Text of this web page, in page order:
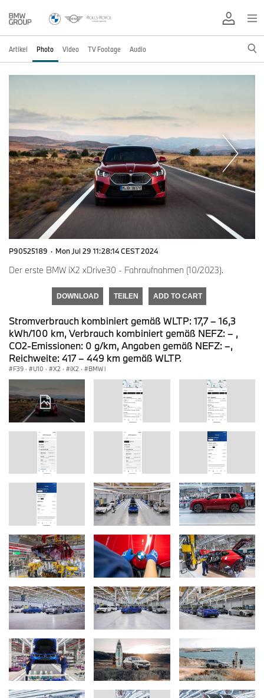
Artikel Photo Video TV Footage Audio
P90525189 · Mon Jul 29 11:28:14 CEST 2024
Der erste BMW iX2 xDrive30 - Fahraufnahmen (10/2023).
DOWNLOAD TEILEN ADD TO CART
Stromverbrauch kombiniert gemäß WLTP: 17,7 – 16,3
kWh/100 km, Verbrauch kombiniert gemäß NEFZ: – ,
CO2-Emissionen: 0 g/km, Angaben gemäß NEFZ: –,
Reichweite: 417 – 449 km gemäß WLTP.
F39 · U10 · X2 · iX2 · BMW i